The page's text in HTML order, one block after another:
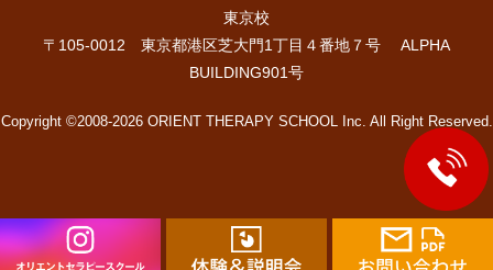
東京校
〒105-0012 東京都港区芝大門1丁目４番地７号 ALPHA
BUILDING901号
Copyright ©2008-2026 ORIENT THERAPY SCHOOL Inc. All Right Reserved.